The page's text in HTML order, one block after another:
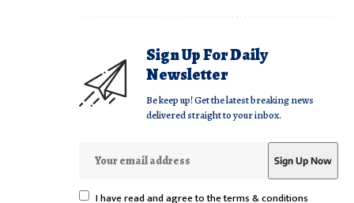
Sign Up For Daily
Newsletter
Be keep up! Get the latest breaking news
delivered straight to your inbox.
I have read and agree to the terms & conditions